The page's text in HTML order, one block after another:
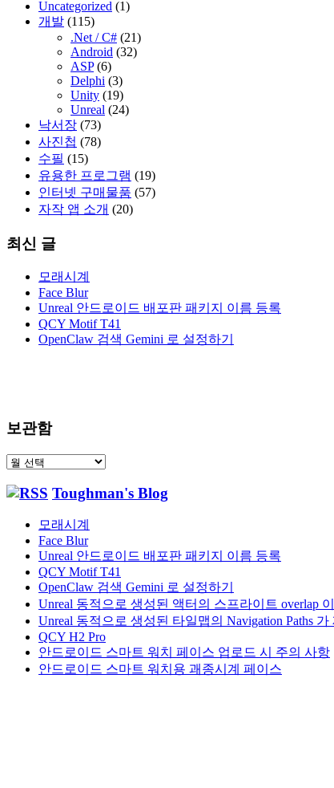
Uncategorized (1)
개발 (115)
.Net / C# (21)
Android (32)
ASP(6)
Delphi (3)
Unity (19)
Unreal (24)
낙서장 (73)
사진첩 (78)
수필 (15)
유용한 프로그램 (19)
인터넷 구매물품 (57)
자작 앱 소개 (20)
최신 글
모래시계
Face Blur
Unreal 안드로이드 배포판 패키지 이름 등록
QCY Motif T41
OpenClaw 검색 Gemini 로 설정하기
보관함
보
함
Toughman's Blog
모래시계
Face Blur
Unreal 안드로이드 배포판 패키지 이름 등록
QCY Motif T41
OpenClaw 검색 Gemini 로 설정하기
Unreal 동적으로 생성된 액터의 스프라이트 overlap
Unreal 동적으로 생성된 타일맵의 Navigation Paths
QCY H2 Pro
안드로이드 스마트 워치 페이스 업로드 시 주의 사항
안드로이드 스마트 워치용 괘종시계 페이스